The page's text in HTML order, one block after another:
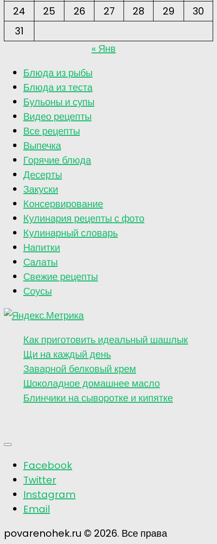
24
25 26 27 28 29
30
31
« Янв
Блюда из рыбы
Блюда из теста
Бульоны и супы
Видео рецепты
Все рецепты
Выпечка
Горячие блюда
Десерты
Закуски
Консервирование
Кулинария рецепты с фото
Кулинарный словарь
Напитки
Салаты
Свежие рецепты
Соусы
Как приготовить идеальный шашлык
Щи на каждый день
Заварной белковый крем
Шоколадное домашнее масло
Блинчики на сыворотке и кипятке
Facebook
Twitter
Instagram
Email
povarenohek.ru © 2026. Все права